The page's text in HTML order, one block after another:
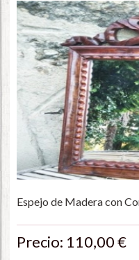
Espejo de Madera con
Precio: 110,00 €